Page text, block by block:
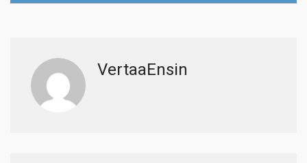
VertaaEnsin